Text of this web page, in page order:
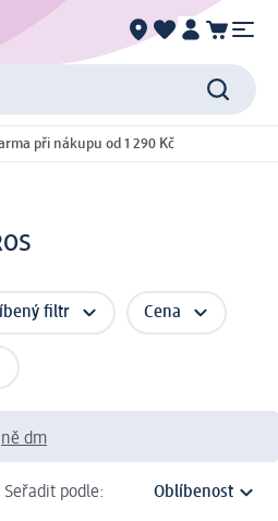
při nákupu od 1 290 Kč
filtr Cena
dm
Seřadit podle: